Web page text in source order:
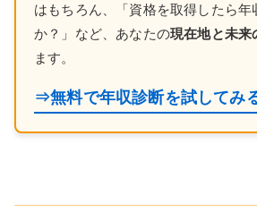
はもちろん、「資格を取得したら年
か？」など、あなたの現在地と未来
ます。
⇒無料で年収診断を試してみ